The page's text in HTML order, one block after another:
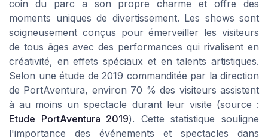
coin du parc a son propre charme et offre des
moments uniques de divertissement. Les shows sont
soigneusement conçus pour émerveiller les visiteurs
de tous âges avec des performances qui rivalisent en
créativité, en effets spéciaux et en talents artistiques.
Selon une étude de 2019 commanditée par la direction
de PortAventura, environ 70 % des visiteurs assistent
à au moins un spectacle durant leur visite (source :
Etude PortAventura 2019). Cette statistique souligne
l'importance des événements et spectacles dans